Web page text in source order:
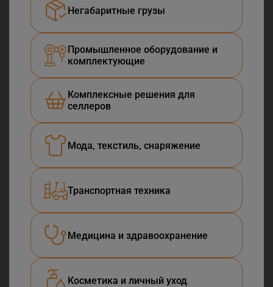
Негабаритные грузы
Промышленное оборудование и
комплектующие
Комплексные решения для
селлеров
Мода, текстиль, снаряжение
Транспортная техника
Медицина и здравоохранение
Косметика и личный уход